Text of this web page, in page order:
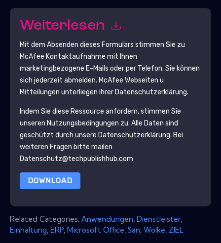
Weiterlesen
Mit dem Absenden dieses Formulars stimmen Sie zu
McAfee Kontaktaufnahme mit Ihnen
marketingbezogene E-Mails oder per Telefon. Sie können
sich jederzeit abmelden. McAfee Webseiten u
Mitteilungen unterliegen ihrer Datenschutzerklärung.
Indem Sie diese Ressource anfordern, stimmen Sie
unseren Nutzungsbedingungen zu. Alle Daten sind
geschützt durch unsere Datenschutzerklärung. Bei
weiteren Fragen bitte mailen
Datenschutz@techpublishhub.com
DOWNLOAD
Related Categories: Anwendungen Dienstleister,
Einhaltung ERP Microsoft Office San Wolke ZIEL